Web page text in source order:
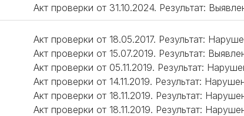
Акт проверки от 31.10.2024. Результат:
Акт проверки от 18.05.2017. Результат:
Акт проверки от 15.07.2019. Результат:
Акт проверки от 05.11.2019. Результат:
Акт проверки от 14.11.2019. Результат:
Акт проверки от 18.11.2019. Результат:
Акт проверки от 18.11.2019. Результат: